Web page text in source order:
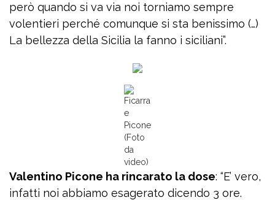
però quando si va via noi torniamo sempre
volentieri perché comunque si sta benissimo (…)
La bellezza della Sicilia la fanno i siciliani”.
Ficarra
e
Picone
(Foto
da
video)
Valentino Picone ha rincarato la dose: “E’ vero,
infatti noi abbiamo esagerato dicendo 3 ore.